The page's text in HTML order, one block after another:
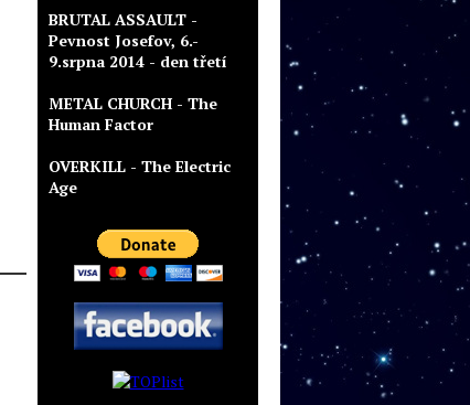
BRUTAL ASSAULT -
Pevnost Josefov, 6.-
9.srpna 2014 - den třetí
METAL CHURCH - The
Human Factor
OVERKILL - The Electric
Age